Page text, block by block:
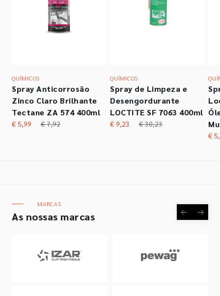
QUÍMICOS
Spray Anticorrosão
Zinco Claro Brilhante
Tectane ZA 574 400ml
€ 5,99 € 7,92
QUÍMICOS
Spray de Limpeza e
Desengordurante
LOCTITE SF 7063 400ml
€ 9,23 € 30,23
€
MARCAS
As nossas marcas